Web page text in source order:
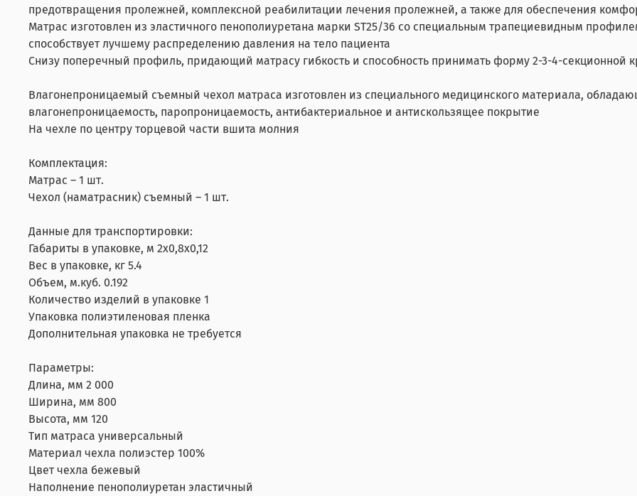
предотвращения пролежней, комплексной реабилитации лечения пролежней, а также для обеспечения
Матрас изготовлен из эластичного пенополиуретана марки ST25/36 со специальным трапециевидным
способствует лучшему распределению давления на тело пациента
Снизу поперечный профиль, придающий матрасу гибкость и способность принимать форму 2-3-4-секционной
Влагонепроницаемый съемный чехол матраса изготовлен из специального медицинского материала,
влагонепроницаемость, паропроницаемость, антибактериальное и антискользящее покрытие
На чехле по центру торцевой части вшита молния
Комплектация:
Матрас – 1 шт.
Чехол (наматрасник) съемный – 1 шт.
Данные для транспортировки:
Габариты в упаковке, м 2х0,8х0,12
Вес в упаковке, кг 5.4
Объем, м.куб. 0.192
Количество изделий в упаковке 1
Упаковка полиэтиленовая пленка
Дополнительная упаковка не требуется
Параметры:
Длина, мм 2 000
Ширина, мм 800
Высота, мм 120
Тип матраса универсальный
Материал чехла полиэстер 100%
Цвет чехла бежевый
Наполнение пенополиуретан эластичный